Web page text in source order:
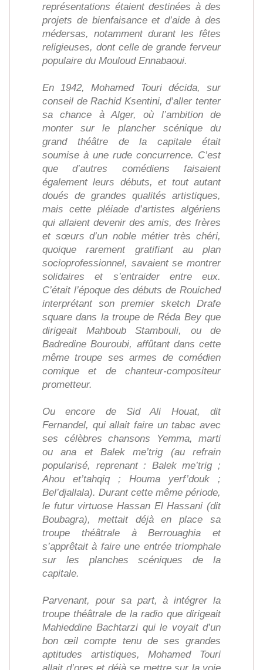
représentations étaient destinées à des
projets de bienfaisance et d’aide à des
médersas, notamment durant les fêtes
religieuses, dont celle de grande ferveur
populaire du Mouloud Ennabaoui.
En 1942, Mohamed Touri décida, sur
conseil de Rachid Ksentini, d’aller tenter
sa chance à Alger, où l’ambition de
monter sur le plancher scénique du
grand théâtre de la capitale était
soumise à une rude concurrence. C’est
que d’autres comédiens faisaient
également leurs débuts, et tout autant
doués de grandes qualités artistiques,
mais cette pléiade d’artistes algériens
qui allaient devenir des amis, des frères
et sœurs d’un noble métier très chéri,
quoique rarement gratifiant au plan
socioprofessionnel, savaient se montrer
solidaires et s’entraider entre eux.
C’était l’époque des débuts de Rouiched
interprétant son premier sketch Drafe
square dans la troupe de Réda Bey que
dirigeait Mahboub Stambouli, ou de
Badredine Bouroubi, affûtant dans cette
même troupe ses armes de comédien
comique et de chanteur-compositeur
prometteur.
Ou encore de Sid Ali Houat, dit
Fernandel, qui allait faire un tabac avec
ses célèbres chansons Yemma, marti
ou ana et Balek me’trig (au refrain
popularisé, reprenant : Balek me’trig ;
Ahou et’tahqiq ; Houma yerf’douk ;
Bel’djallala). Durant cette même période,
le futur virtuose Hassan El Hassani (dit
Boubagra), mettait déjà en place sa
troupe théâtrale à Berrouaghia et
s’apprêtait à faire une entrée triomphale
sur les planches scéniques de la
capitale.
Parvenant, pour sa part, à intégrer la
troupe théâtrale de la radio que dirigeait
Mahieddine Bachtarzi qui le voyait d’un
bon œil compte tenu de ses grandes
aptitudes artistiques, Mohamed Touri